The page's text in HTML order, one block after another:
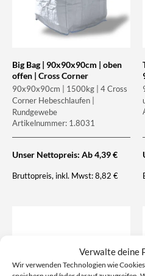
Verwalte deine
Wir verwenden Technologien wie
Big Bag | 90x90x90cm | oben
offen | Cross Corner
90x90x90cm | 1500kg | 4 Cross
Corner Hebeschlaufen |
Rundgewebe
Artikelnummer: 1.8031
Unser Nettopreis: Ab4,39€
Bruttopreis, inkl. Mwst:8,82€